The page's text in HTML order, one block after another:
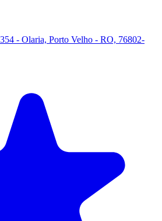
- Olaria, Porto Velho - RO, 76802-